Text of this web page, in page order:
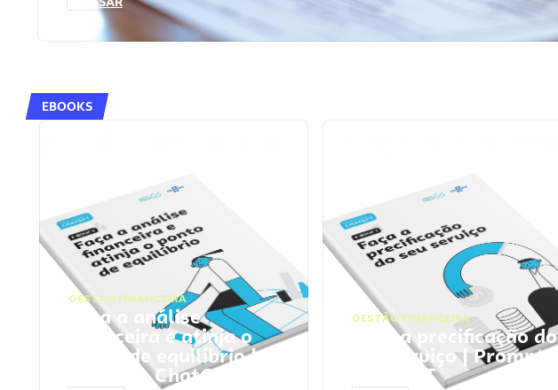
EBOOKS
GESTÃO FINANCEIRA
Faça a análise
financeira e atinja o
ponto de equilíbrio |
Prompts ChatGPT
GESTÃO FINANCEIRA
Faça a precificação do
seu serviço | Prompts
ChatGPT